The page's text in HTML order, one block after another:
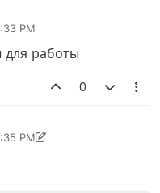
PM
для работы
0
PM
18, 2018, 5:36 PM